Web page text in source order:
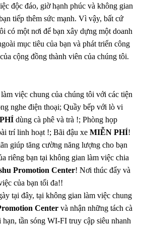
độc đáo, giờ hạnh phúc và không gian
tiếp thêm sức mạnh. Vì vậy, bất cứ
có một nơi để bạn xây dựng một doanh
mục tiêu của bạn và phát triển công
cộng đồng thành viên của chúng tôi.
việc chung của chúng tôi với các tiện
nghe điện thoại; Quầy bếp với lò vi
dùng cà phê và trà !; Phòng họp
trí linh hoạt !; Bãi đậu xe MIỄN PHÍ!
giúp tăng cường năng lượng cho bạn
riêng bạn tại không gian làm việc chia
Promotion Center! Nơi thúc đẩy và
của bạn tối đa!!
tại đây, tại không gian làm việc chung
Center và nhận những tách cà
tần sóng WI-FI truy cập siêu nhanh